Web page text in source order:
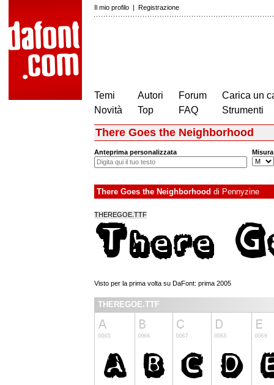
Il mio profilo | Registrazione
Temi
Novità
Autori
Top
Forum
FAQ
Carica un
Strumenti
There Goes the Neighborhood
Anteprima personalizzata Misura
There Goes the Neighborhood di Pennyzine
THEREGOE.TTF
Visto per la prima volta su DaFont: prima 2005
THEREGOE.TTF